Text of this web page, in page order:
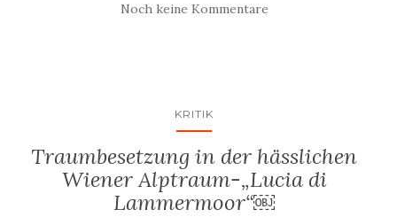
Noch keine Kommentare
KRITIK
Traumbesetzung in der hässlichen
Wiener Alptraum-„Lucia di
Lammermoor“￼